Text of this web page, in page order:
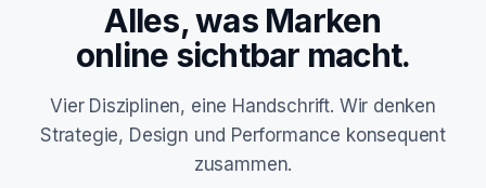
Alles, was Marken
online sichtbar macht.
Vier Disziplinen, eine Handschrift. Wir denken
Strategie, Design und Performance konsequent
zusammen.